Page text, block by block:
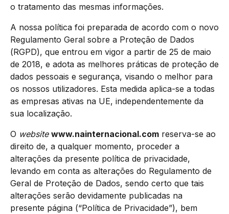
o tratamento das mesmas informações.
A nossa política foi preparada de acordo com o novo
Regulamento Geral sobre a Proteção de Dados
(RGPD), que entrou em vigor a partir de 25 de maio
de 2018, e adota as melhores práticas de proteção de
dados pessoais e segurança, visando o melhor para
os nossos utilizadores. Esta medida aplica-se a todas
as empresas ativas na UE, independentemente da
sua localização.
O website www.nainternacional.com reserva-se ao
direito de, a qualquer momento, proceder a
alterações da presente política de privacidade,
levando em conta as alterações do Regulamento de
Geral de Proteção de Dados, sendo certo que tais
alterações serão devidamente publicadas na
presente página (“Política de Privacidade”), bem